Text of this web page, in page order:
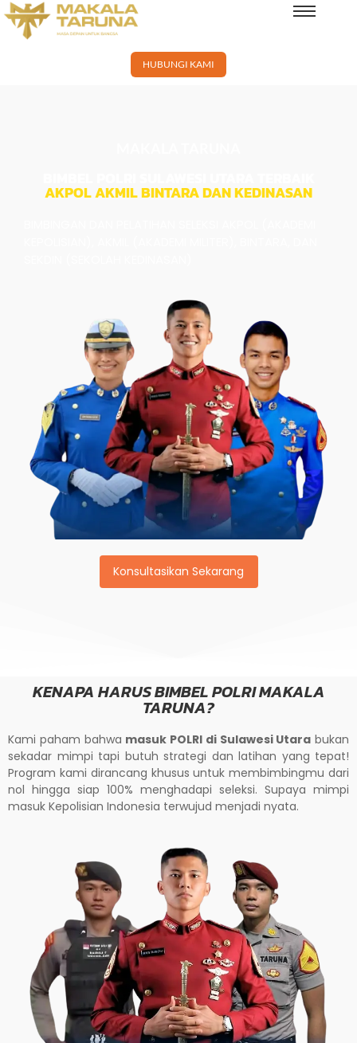
HUBUNGI KAMI
AKPOL AKMIL BINTARA DAN KEDINASAN
Konsultasikan Sekarang
KENAPA HARUS BIMBEL POLRI MAKALA
TARUNA?
Kami paham bahwa masuk POLRI di Sulawesi Utara bukan
sekadar mimpi tapi butuh strategi dan latihan yang tepat!
Program kami dirancang khusus untuk membimbingmu dari
nol hingga siap 100% menghadapi seleksi. Supaya mimpi
masuk Kepolisian Indonesia terwujud menjadi nyata.